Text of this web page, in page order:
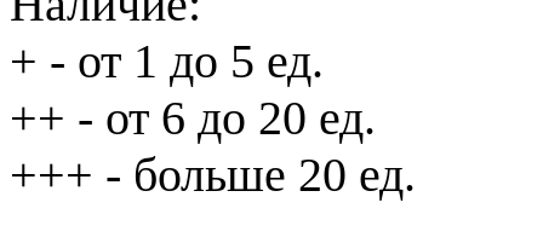
+ - от 1 до 5 ед.
++ - от 6 до 20 ед.
+++ - больше 20 ед.